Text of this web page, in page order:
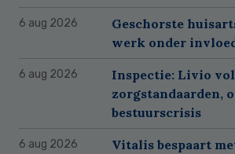
6 aug 2026
Geschorste
werk onder
6 aug 2026
Inspectie: Livio
zorgstandaarden,
bestuurscrisis
6 aug 2026
Vitalis bespaart